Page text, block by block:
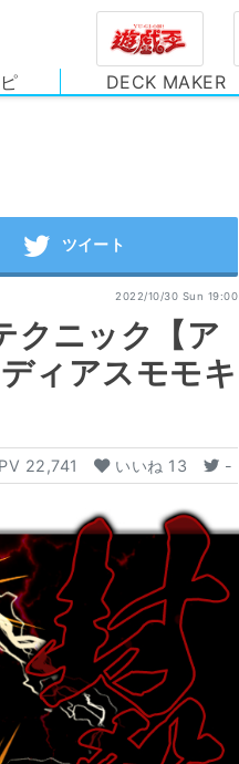
DECK MAKER
2022/10/30 Sun 19:00
クニック【ア
ィアスモモキ
PV 22,741 いいね 13 -